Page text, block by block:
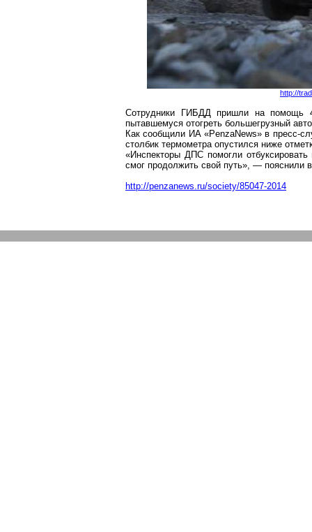
http://
Сотрудники ГИ БДД пришли на помощь
пытавшемуся отогреть большегрузный
Как сообщили ИА «PenzaNews» в пресс-
столбик термометра опустился ниже
«Инспекторы ДПС помогли
смог продолжить свой путь», — пояснили
http://penzanews.ru/society/85047-2014